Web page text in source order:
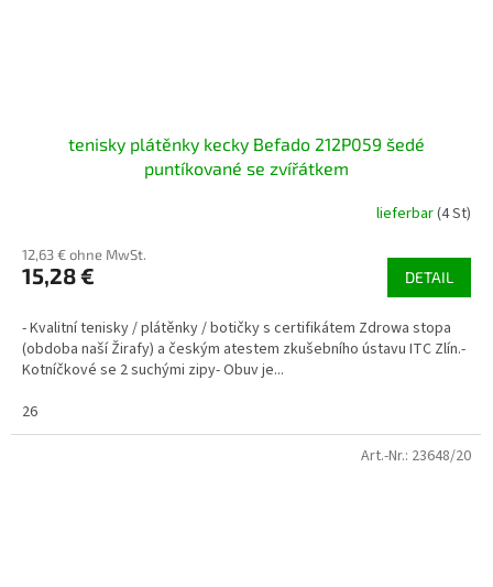
tenisky plátěnky kecky Befado 212P059 šedé
puntíkované se zvířátkem
lieferbar(4 St)
12,63 € ohne MwSt.
15,28 € DETAIL
- Kvalitní tenisky / plátěnky / botičky s certifikátem Zdrowa stopa
(obdoba naší Žirafy) a českým atestem zkušebního ústavu ITC Zlín.-
Kotníčkové se 2 suchými zipy- Obuv je...
26
Art.-Nr.: 23648/20